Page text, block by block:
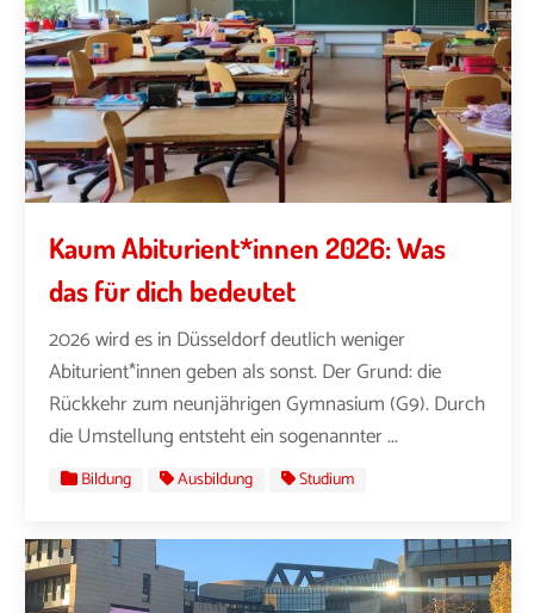
Kaum Abiturient*innen 2026: Was
das für dich bedeutet
2026 wird es in Düsseldorf deutlich weniger
Abiturient*innen geben als sonst. Der Grund: die
Rückkehr zum neunjährigen Gymnasium (G9). Durch
die Umstellung entsteht ein sogenannter ...
Bildung Ausbildung Studium